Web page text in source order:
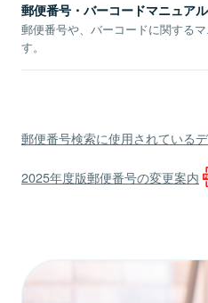
郵便番号・バーコードマニュアル
郵便番号や、バーコードに関する
す。
郵便番号検索に使用されている
2025年度版郵便番号の変更案内